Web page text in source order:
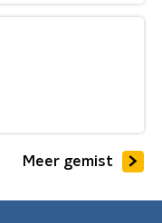
Meer gemist